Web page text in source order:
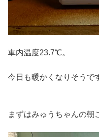
車内温度23.7℃。
今日も暖かくなりそうで
まずはみゅうちゃんの朝